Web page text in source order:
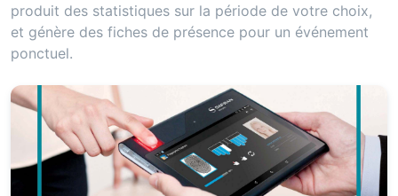
produit des statistiques sur la période de votre choix,
et génère des fiches de présence pour un événement
ponctuel.